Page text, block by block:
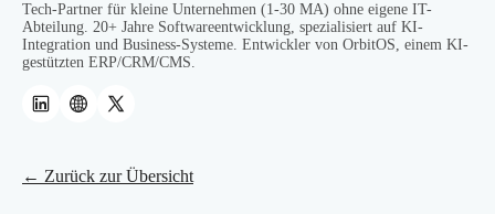
Tech-Partner für kleine Unternehmen (1-30 MA) ohne eigene IT-
Abteilung. 20+ Jahre Softwareentwicklung, spezialisiert auf KI-
Integration und Business-Systeme. Entwickler von OrbitOS, einem KI-
gestützten ERP/CRM/CMS.
← Zurück zur Übersicht